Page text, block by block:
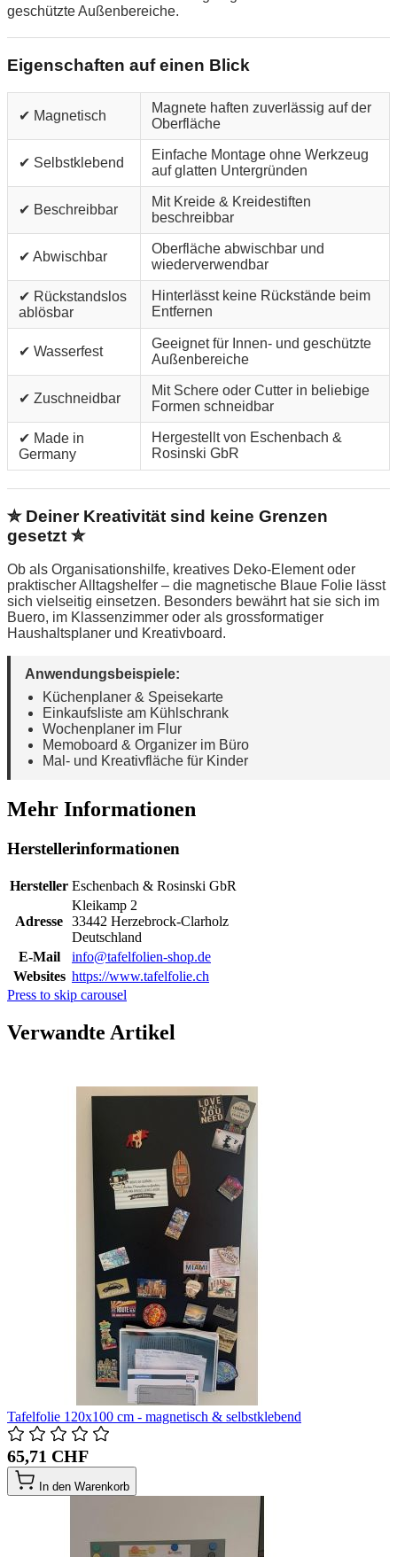
geschützte Außenbereiche.
Eigenschaften auf einen Blick
✔ Magnetisch
Magnete haften zuverlässig auf der
Oberfläche
✔ Selbstklebend
Einfache Montage ohne Werkzeug
auf glatten Untergründen
✔ Beschreibbar
Mit Kreide & Kreidestiften
beschreibbar
✔ Abwischbar
Oberfläche abwischbar und
wiederverwendbar
✔ Rückstandslos
ablösbar
Hinterlässt keine Rückstände beim
Entfernen
✔ Wasserfest
Geeignet für Innen- und geschützte
Außenbereiche
✔ Zuschneidbar
Mit Schere oder Cutter in beliebige
Formen schneidbar
✔ Made in
Germany
Hergestellt von Eschenbach &
Rosinski GbR
✮ Deiner Kreativität sind keine Grenzen
gesetzt ✮
Ob als Organisationshilfe, kreatives Deko-Element oder
praktischer Alltagshelfer – die magnetische Blaue Folie lässt
sich vielseitig einsetzen. Besonders bewährt hat sie sich im
Buero, im Klassenzimmer oder als grossformatiger
Haushaltsplaner und Kreativboard.
Anwendungsbeispiele:
Küchenplaner & Speisekarte
Einkaufsliste am Kühlschrank
Wochenplaner im Flur
Memoboard & Organizer im Büro
Mal- und Kreativfläche für Kinder
Mehr Informationen
Herstellerinformationen
Hersteller Eschenbach & Rosinski GbR
Adresse
Kleikamp 2
33442 Herzebrock-Clarholz
Deutschland
E-Mail
info@tafelfolien-shop.de
Websites https://www.tafelfolie.ch
Press to skip carousel
Verwandte Artikel
Tafelfolie 120x100 cm - magnetisch & selbstklebend
65,71 CHF
In den Warenkorb